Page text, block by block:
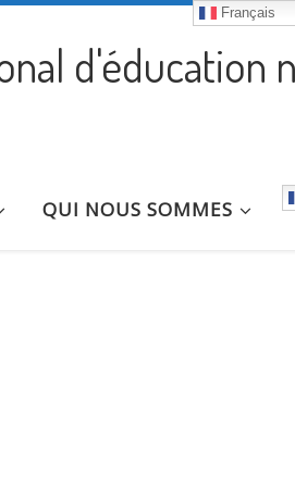
d'éducation
QUI NOUS SOMMES
Français